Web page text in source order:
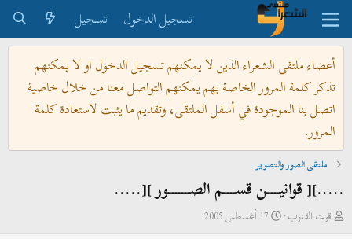
تسجيل الدخول
تسجيل
أعضاء ملتقى الشعراء الذين لا يمكنهم تسجيل الدخول او لا يمكنهم
تذكر كلمة المرور الخاصة بهم يمكنهم التواصل معنا من خلال خاصية
اتصل بنا الموجودة في أسفل الملتقى، وتقديم ما يثبت لاستعادة كلمة
المرور.
ملتقى الصور والتصوير
.....][ قوانيــــن قســــم الصـــــــور ][.....
بقوت القلوب
ت17 أغسطس 2005